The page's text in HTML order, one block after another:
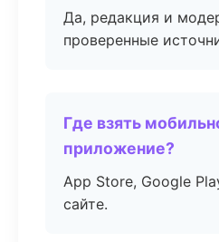
Да, редакция и
проверенные
Где взять
приложение?
App Store, Google
сайте.